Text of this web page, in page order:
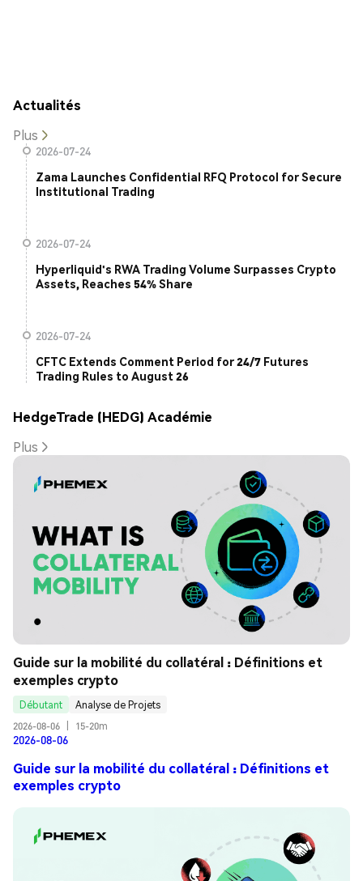
Actualités
Plus
2026-07-24
Zama Launches Confidential RFQ Protocol for Secure
Institutional Trading
2026-07-24
Hyperliquid's RWA Trading Volume Surpasses Crypto
Assets, Reaches 54% Share
2026-07-24
CFTC Extends Comment Period for 24/7 Futures
Trading Rules to August 26
HedgeTrade (HEDG) Académie
Plus
Guide sur la mobilité du collatéral : Définitions et
exemples crypto
Débutant
Analyse de Projets
2026-08-06
15-20m
2026-08-06
Guide sur la mobilité du collatéral : Définitions et
exemples crypto